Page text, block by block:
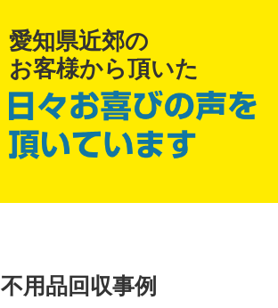
愛知県近郊の
お客様から頂いた
不用品回収事例